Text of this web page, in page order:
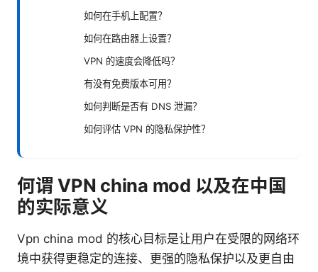
如何在手机上配置？
如何在路由器上设置？
VPN 的速度会降低吗？
有没有免费版本可用？
如何判断是否有 DNS 泄漏？
如何评估 VPN 的隐私保护性？
何谓 VPN china mod 以及在中国
的实际意义
Vpn china mod 的核心目标是让用户在受限的网络环
境中获得更稳定的连接、更强的隐私保护以及更自由